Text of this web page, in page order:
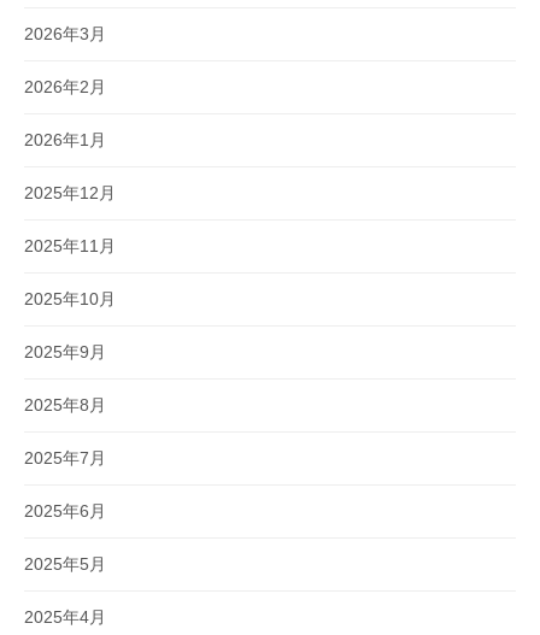
2026年3月
2026年2月
2026年1月
2025年12月
2025年11月
2025年10月
2025年9月
2025年8月
2025年7月
2025年6月
2025年5月
2025年4月